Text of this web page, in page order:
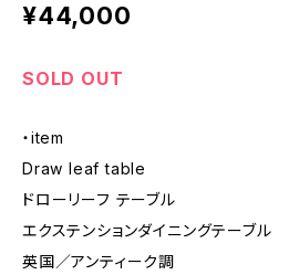
¥44,000
SOLD OUT
・item
Draw leaf table
ドローリーフ テーブル
エクステンションダイニングテーブル
英国／アンティーク調